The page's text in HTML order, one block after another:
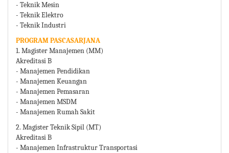
- Teknik Mesin
- Teknik Elektro
- Teknik Industri
PROGRAM PASCASARJANA
1. Magister Manajemen (MM)
Akreditasi B
- Manajemen Pendidikan
- Manajemen Keuangan
- Manajemen Pemasaran
- Manajemen MSDM
- Manajemen Rumah Sakit
2. Magister Teknik Sipil (MT)
Akreditasi B
- Manajemen Infrastruktur Transportasi